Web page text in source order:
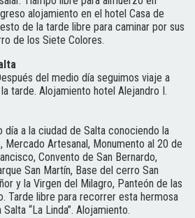
alojamiento en el hotel Casa de
de la tarde libre para caminar por sus
de los Siete Colores.
del medio día seguimos viaje a
tarde. Alojamiento hotel Alejandro I.
día a la ciudad de Salta conociendo la
Mercado Artesanal, Monumento al 20 de
Convento de San Bernardo,
San Martín, Base del cerro San
y la Virgen del Milagro, Panteón de las
Tarde libre para recorrer esta hermosa
“La Linda”. Alojamiento.